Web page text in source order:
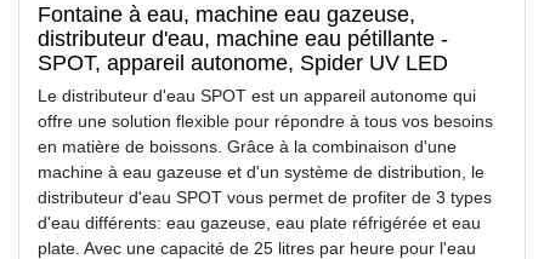
Fontaine à eau, machine eau gazeuse,
distributeur d'eau, machine eau pétillante -
SPOT, appareil autonome, Spider UV LED
Le distributeur d'eau SPOT est un appareil autonome qui
offre une solution flexible pour répondre à tous vos besoins
en matière de boissons. Grâce à la combinaison d'une
machine à eau gazeuse et d'un système de distribution, le
distributeur d'eau SPOT vous permet de profiter de 3 types
d'eau différents: eau gazeuse, eau plate réfrigérée et eau
plate. Avec une capacité de 25 litres par heure pour l'eau